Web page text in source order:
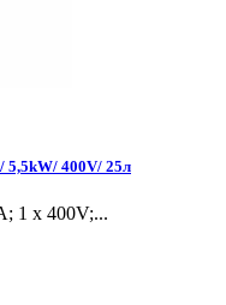
5,5kW/ 400V/ 25л
1 x 400V;...